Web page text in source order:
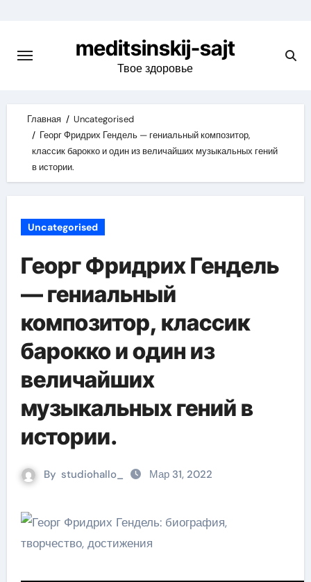
content
meditsinskij-sajt
Твое здоровье
Главная
Uncategorised
Георг Фридрих Гендель — гениальный композитор,
классик барокко и один из величайших музыкальных гений
в истории.
Uncategorised
Георг Фридрих Гендель
— гениальный
композитор, классик
барокко и один из
величайших
музыкальных гений в
истории.
By studiohallo_ Мар 31, 2022